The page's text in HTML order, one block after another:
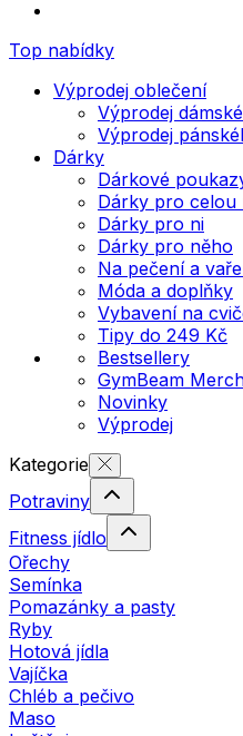
Top nabídky
Výprodej oblečení
Výprodej
Výprodej
Dárky
Dárkové
Dárky pro celou
Dárky pro ni
Dárky pro něho
Na pečení a
Móda a doplňky
Vybavení na
Tipy do 249 Kč
Bestsellery
GymBeam
Novinky
Výprodej
Kategorie
Potraviny
Fitness jídlo
Ořechy
Semínka
Pomazánky a pasty
Ryby
Hotová jídla
Vajíčka
Chléb a pečivo
Maso